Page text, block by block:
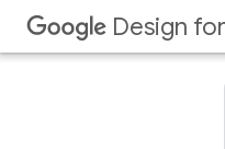
Design